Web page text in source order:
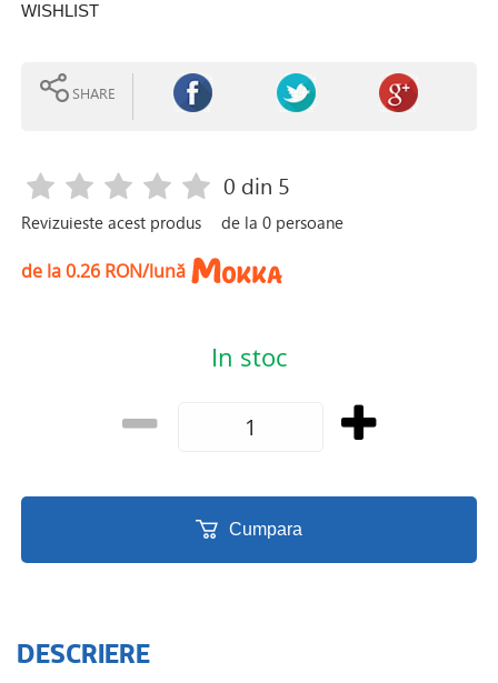
WISHLIST
SHARE
Revizuieste acest produs
0 din 5
de la0 persoane
de la 0.26 RON/lună
In stoc
Cumpara
DESCRIERE